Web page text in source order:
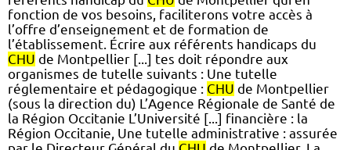
fonction de vos besoins, faciliterons votre accès à
l’offre d’enseignement et de formation de
l’établissement. Écrire aux référents handicaps du
CHU de Montpellier [...] tes doit répondre aux
organismes de tutelle suivants : Une tutelle
réglementaire et pédagogique : CHU de Montpellier
(sous la direction du) L’Agence Régionale de Santé de
la Région Occitanie L’Université [...] financière : la
Région Occitanie, Une tutelle administrative : assurée